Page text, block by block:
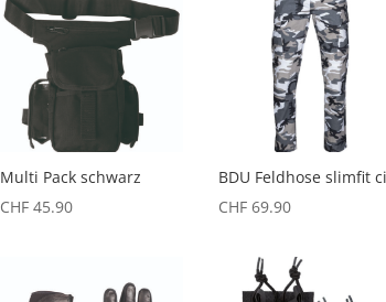
Multi Pack schwarz
CHF 45.90
BDU Feldhose slimfit
CHF69.90